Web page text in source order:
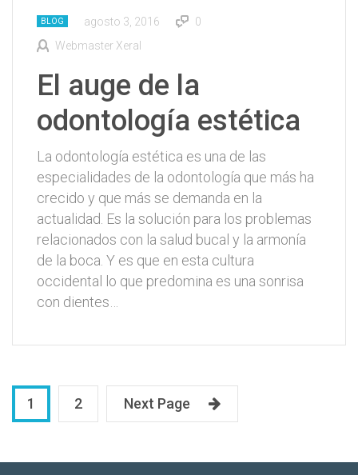
BLOG agosto 3, 2016
0
Webmaster Xeral
El auge de la
odontología estética
La odontología estética es una de las
especialidades de la odontología que más ha
crecido y que más se demanda en la
actualidad. Es la solución para los problemas
relacionados con la salud bucal y la armonía
de la boca. Y es que en esta cultura
occidental lo que predomina es una sonrisa
con dientes…
1 2 Next Page